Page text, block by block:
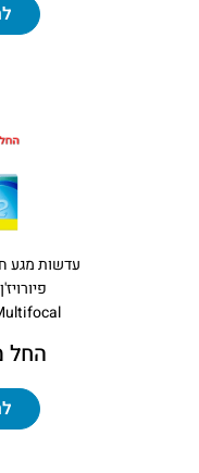
עדשות מגע
פיורויז'ן 2 מולטיפוקל
החל מ-